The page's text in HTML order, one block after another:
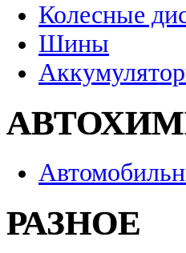
Колесные
Шины
РАЗНОЕ